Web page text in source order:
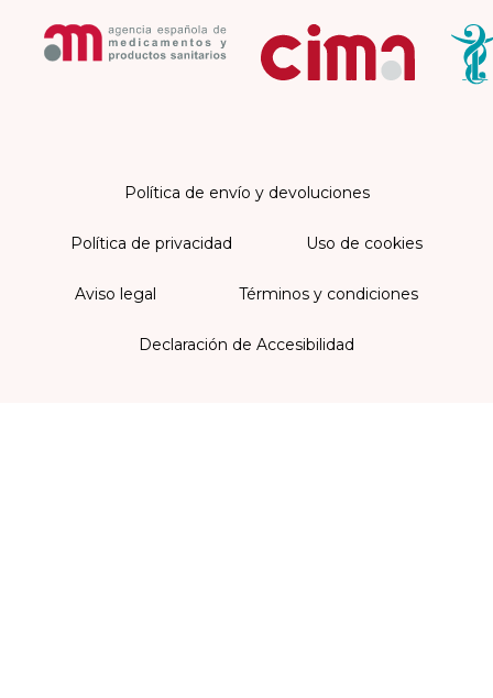
Política de envío y devoluciones
Política de privacidad Uso de cookies
Aviso legal Términos y condiciones
Declaración de Accesibilidad